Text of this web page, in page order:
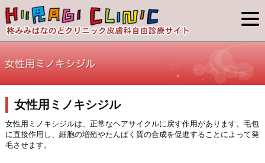
女性用ミノキシジル
女性用ミノキシジルは、正常なヘアサイクルに戻す作用があります。毛包
に直接作用し、細胞の増殖やたんぱく質の合成を促進することによって発
毛させます。